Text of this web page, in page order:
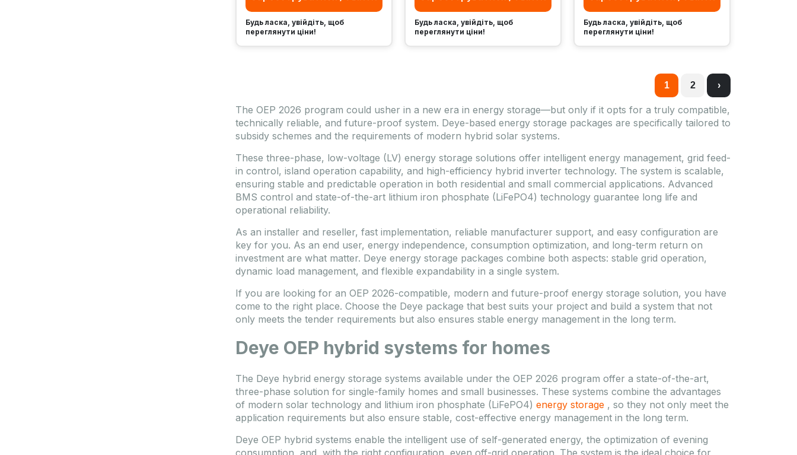
Будь ласка, увійдіть, щоб
переглянути ціни!
Будь ласка, увійдіть, щоб
переглянути ціни!
Будь ласка, увійдіть, щоб
переглянути ціни!
1 2 ›
The OEP 2026 program could usher in a new era in energy storage—but only if it opts for a truly compatible,
technically reliable, and future-proof system. Deye-based energy storage packages are specifically tailored to
subsidy schemes and the requirements of modern hybrid solar systems.
These three-phase, low-voltage (LV) energy storage solutions offer intelligent energy management, grid feed-
in control, island operation capability, and high-efficiency hybrid inverter technology. The system is scalable,
ensuring stable and predictable operation in both residential and small commercial applications. Advanced
BMS control and state-of-the-art lithium iron phosphate (LiFePO4) technology guarantee long life and
operational reliability.
As an installer and reseller, fast implementation, reliable manufacturer support, and easy configuration are
key for you. As an end user, energy independence, consumption optimization, and long-term return on
investment are what matter. Deye energy storage packages combine both aspects: stable grid operation,
dynamic load management, and flexible expandability in a single system.
If you are looking for an OEP 2026-compatible, modern and future-proof energy storage solution, you have
come to the right place. Choose the Deye package that best suits your project and build a system that not
only meets the tender requirements but also ensures stable energy management in the long term.
Deye OEP hybrid systems for homes
The Deye hybrid energy storage systems available under the OEP 2026 program offer a state-of-the-art,
three-phase solution for single-family homes and small businesses. These systems combine the advantages
of modern solar technology and lithium iron phosphate (LiFePO4) energy storage , so they not only meet the
application requirements but also ensure stable, cost-effective energy management in the long term.
Deye OEP hybrid systems enable the intelligent use of self-generated energy, the optimization of evening
consumption, and, with the right configuration, even off-grid operation. The system is the ideal choice for